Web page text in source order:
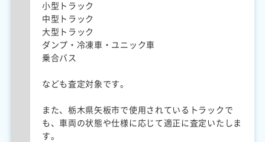
小型トラック
中型トラック
大型トラック
ダンプ・冷凍車・ユニック車
乗合バス
なども査定対象です。
また、栃木県矢板市で使用されているトラックで
も、車両の状態や仕様に応じて適正に査定いたしま
す。